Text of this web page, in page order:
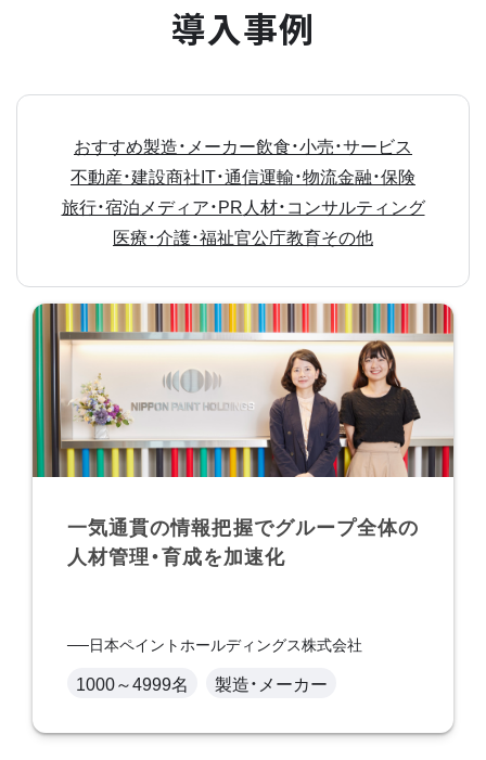
導入事例
おすすめ製造・メーカー飲食・小売・サービス
不動産・建設商社IT・通信運輸・物流金融・保険
旅行・宿泊 メディア・PR人材・コンサルティング
医療・介護・福祉官公庁教育その他
一気通貫の情報把握でグループ全体の
人材管理・育成を加速化
日本ペイントホールディングス株式会社
1000～4999名 製造・メーカー